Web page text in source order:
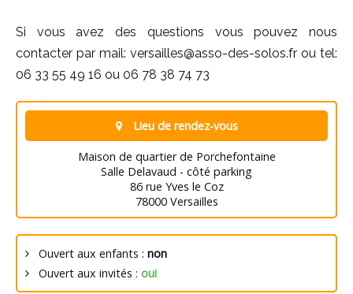
Si vous avez des questions vous pouvez nous
contacter par mail: versailles@asso-des-solos.fr ou tel:
06 33 55 49 16 ou 06 78 38 74 73
Lieu de rendez-vous
Maison de quartier de Porchefontaine
Salle Delavaud - côté parking
86 rue Yves le Coz
78000 Versailles
Ouvert aux enfants : non
Ouvert aux invités : oui